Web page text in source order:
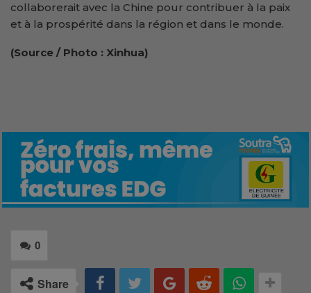
collaborerait avec la Chine pour contribuer à la paix
et à la prospérité dans la région et dans le monde.
(Source / Photo : Xinhua)
0
Share